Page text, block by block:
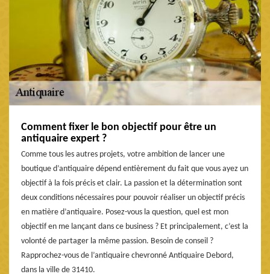
Comment fixer le bon objectif pour être un
antiquaire expert ?
Comme tous les autres projets, votre ambition de lancer une
boutique d’antiquaire dépend entièrement du fait que vous ayez un
objectif à la fois précis et clair. La passion et la détermination sont
deux conditions nécessaires pour pouvoir réaliser un objectif précis
en matière d’antiquaire. Posez-vous la question, quel est mon
objectif en me lançant dans ce business ? Et principalement, c’est la
volonté de partager la même passion. Besoin de conseil ?
Rapprochez-vous de l’antiquaire chevronné Antiquaire Debord,
dans la ville de 31410.